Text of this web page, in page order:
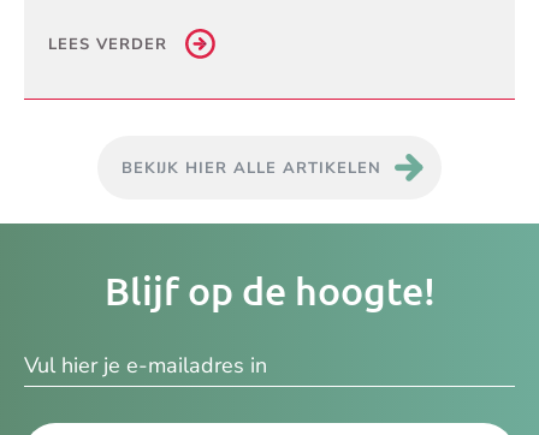
LEES VERDER
BEKIJK HIER ALLE ARTIKELEN
Blijf op de hoogte!